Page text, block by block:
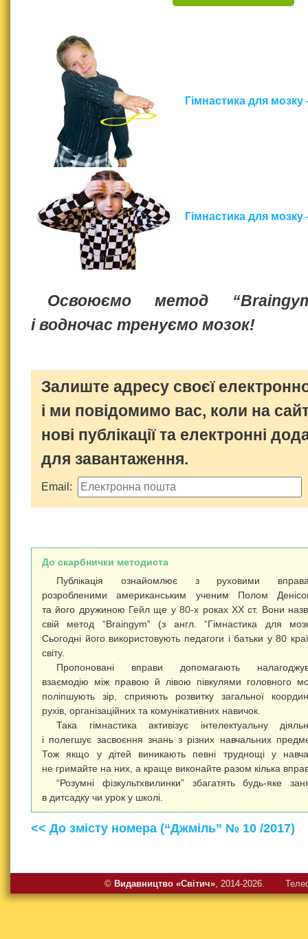
Гімнастика для
Гімнастика для
Освоюємо метод
і водночас тренуємо мозок!
Залиште адресу своєї
і ми повідомимо вас, коли на
нові публікації та електронні
для завантаження.
Email:
До скарбнички методиста
Публікація ознайомлює з руховими
розробленими американським ученим Полом
та його дружиною Гейл ще у 80-х роках ХХ ст. Вони
свій метод “Вrаіngym” (з англ. “Гімнастика для
Сьогодні його використовують педагоги і батьки у 80
світу.
Пропоновані вправи допомагають
взаємодію між правою й лівою півкулями головного
поліпшують зір, сприяють розвитку загальної
рухів, організаційних та комунікативних навичок.
Така гімнастика активізує інтелектуальну
і полегшує засвоєння знань з різних навчальних
Тож якщо у дітей виникають певні труднощі у
не гримайте на них, а краще виконайте разом кілька
“Розумні фізкультхвилинки” збагатять будь-яке
в дитсадку чи урок у школі.
<< До змісту номера (“Джміль” № 10 /2017)
© Видавництво «Свiтич», 2014-2026.